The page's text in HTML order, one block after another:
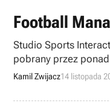
Football
Studio Sports
pobrany przez
Kamil Zwijacz14 listopada